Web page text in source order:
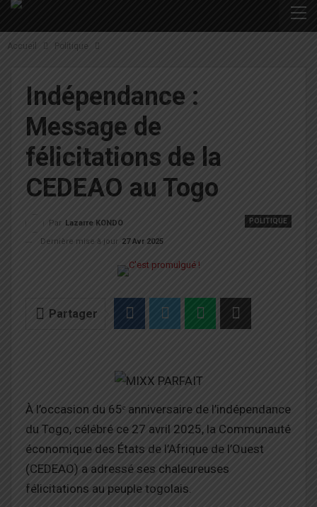
Accueil Politique
Indépendance :
Message de
félicitations de la
CEDEAO au Togo
POLITIQUE
Par
Lazarre KONDO
Dernière mise à jour 27 Avr 2025
Partager
À l’occasion du 65ᵉ anniversaire de l’indépendance
du Togo, célébré ce 27 avril 2025, la Communauté
économique des États de l’Afrique de l’Ouest
(CEDEAO) a adressé ses chaleureuses
félicitations au peuple togolais.